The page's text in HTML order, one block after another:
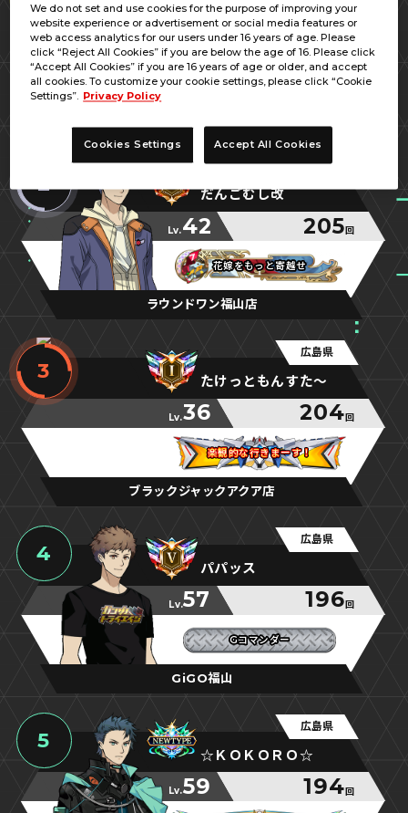
たけち
Lv.70 361回
新米指揮官
新米指揮官
新米指揮官
2
広島県
だんごむし改
Lv.42 205 回
花嫁をもっと寄越せ
花嫁をもっと寄越せ
花嫁をもっと寄越せ
ラウンドワン福山店
3
広島県
たけっともんすた～
Lv.36 204 回
楽観的な行きまーす！
楽観的な行きまーす！
楽観的な行きまーす！
ブラックジャックアクア店
4
広島県
パパッス
Lv.57 196 回
Gコマンダー
Gコマンダー
Gコマンダー
GiGO福山
5
広島県
☆ＫＯＫＯＲＯ☆
Lv.59 194 回
We do not set and use cookies for the purpose of improving your
website experience or advertisement or social media features or
web access analytics for our users under 16 years of age. Please
click “Reject All Cookies” if you are below the age of 16. Please click
“Accept All Cookies” if you are 16 years of age or older, and accept
all cookies. To customize your cookie settings, please click “Cookie
Settings”. Privacy Policy
Cookies Settings Accept All Cookies